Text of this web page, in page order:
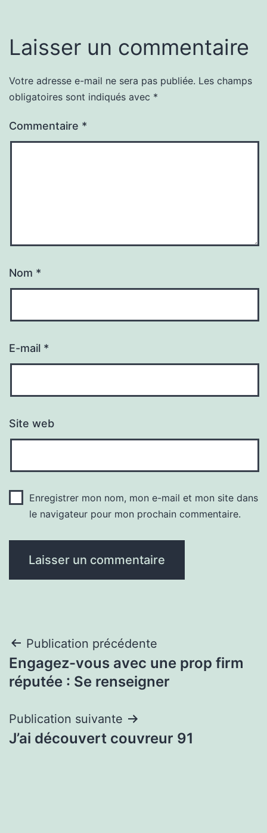
Laisser un commentaire
Votre adresse e-mail ne sera pas publiée. Les champs
obligatoires sont indiqués avec *
Commentaire *
Nom *
E-mail *
Site web
Enregistrer mon nom, mon e-mail et mon site dans
le navigateur pour mon prochain commentaire.
Navigation
de
Publication précédente
Engagez-vous avec une prop firm
réputée : Se renseigner
Publication suivante
J’ai découvert couvreur 91